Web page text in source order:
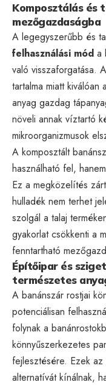
Komposztálás és
mezőgazdaságba
A legegyszerűbb és
felhasználási mód a
való visszaforgatása.
tartalma miatt kiválóan
anyag gazdag
növeli annak víztartó
mikroorganizmusok
A komposztált
használható fel,
Ez a megközelítés
hulladék nem terhet
szolgál a talaj
gyakorlat csökkenti a
fenntartható
Építőipar és
természetes
A banánszár rostjai
potenciálisan
folynak a
könnyűszerkezetes
fejlesztésére. Ezek
alternatívát kínálnak,